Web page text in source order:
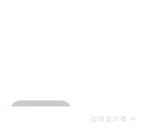
검색결과 0